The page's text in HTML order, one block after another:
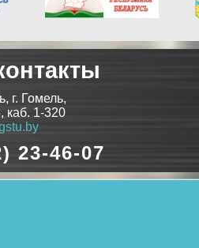
г. Гомель,
каб. 1-320
23-46-07